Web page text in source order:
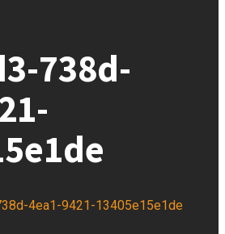
738d-
4ea1-9421-13405e15e1de